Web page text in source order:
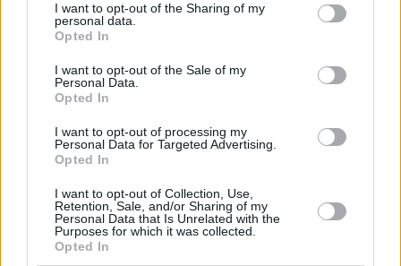
I want to opt-out of the Sharing of my
personal data.
Opted In
I want to opt-out of the Sale of my
Personal Data.
Opted In
I want to opt-out of processing my
Personal Data for Targeted Advertising.
Opted In
I want to opt-out of Collection, Use,
Retention, Sale, and/or Sharing of my
Personal Data that Is Unrelated with the
Purposes for which it was collected.
Opted In
numery
2026 roku w sieciach mobilnych. Jak podaje UKE,
najwięcej użytkowników w ramach tej operacji
kolejny znalazł się na pierwszym miejscu
zestawienia. Co sprawia, że staje się on pierwszym
Czytaj całość